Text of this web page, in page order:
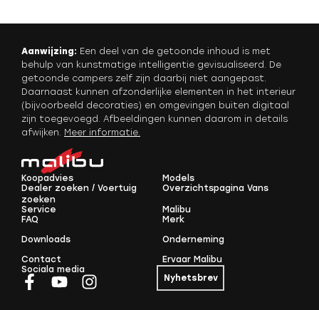
Aanwijzing: Een deel van de getoonde inhoud is met
behulp van kunstmatige intelligentie gevisualiseerd. De
getoonde campers zelf zijn daarbij niet aangepast.
Daarnaast kunnen afzonderlijke elementen in het interieur
(bijvoorbeeld decoraties) en omgevingen buiten digitaal
zijn toegevoegd. Afbeeldingen kunnen daarom in details
afwijken. Meer informatie.
Koopadvies
Dealer zoeken / Voertuig
zoeken
Models
Overzichtspagina Vans
Service
FAQ
Downloads
Contact
Malibu
Merk
Onderneming
Ervaar Malibu
Sociala media
Nyhetsbrev